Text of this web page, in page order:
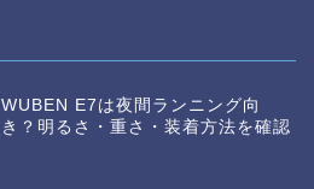
WUBEN E7は夜間ランニング向
き？明るさ・重さ・装着方法を確認